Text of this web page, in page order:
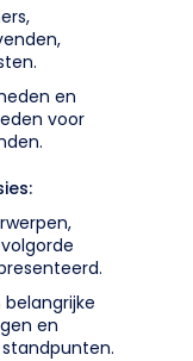
en
voor
en